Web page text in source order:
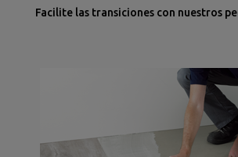
Facilite las transiciones con nuestros